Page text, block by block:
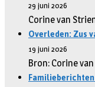
29 juni 2026
Corine van
Overleden: Zus
19 juni 2026
Bron: Corine